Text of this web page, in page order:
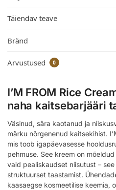
Täiendav teave
Bränd
Arvustused 0
I’M FROM Rice
naha kaitsebarjääri
Väsinud, sära kaotanud ja
märku nõrgenenud kaitsekihist.
mis toob igapäevasesse
pehmuse. See kreem on
vaid pealiskaudset niisutust –
struktuurset taastamist.
kaasaegse kosmeetilise keemia,